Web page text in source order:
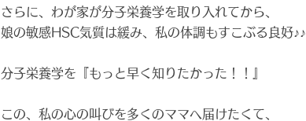
さらに、わが家が分子栄養学を取り入れてから、
娘の敏感HSC気質は緩み、私の体調もすこぶる良好♪♪
分子栄養学を『もっと早く知りたかった！！』
この、私の心の叫びを多くのママへ届けたくて、